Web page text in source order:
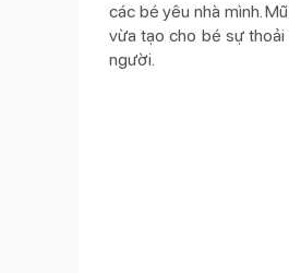
các bé yêu nhà mình.
vừa tạo cho bé sự thoải
người.